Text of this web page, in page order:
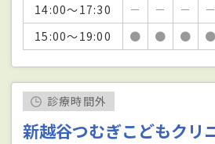
14:00～17:30
－ － － －
15:00～19:00
● ● ● ●
診療時間外
新越谷つむぎこどもクリ